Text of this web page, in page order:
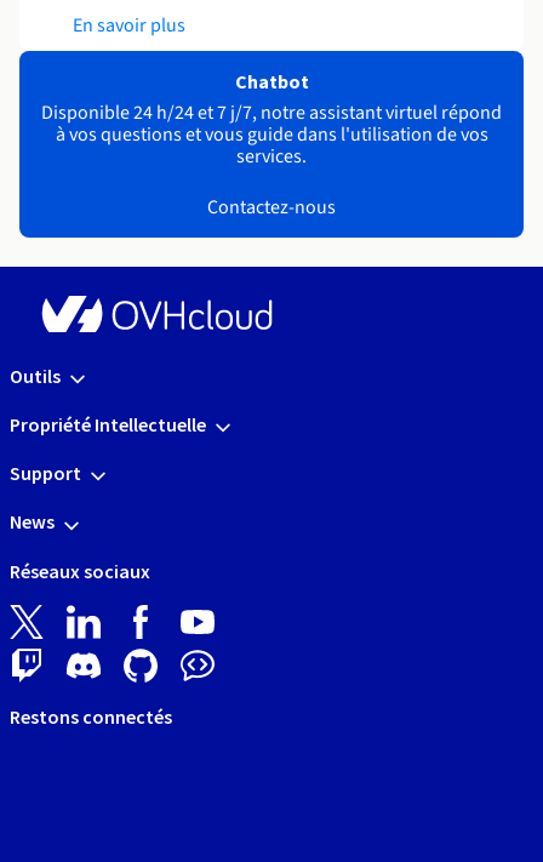
En savoir plus
Chatbot
Disponible 24 h/24 et 7 j/7, notre assistant virtuel répond
à vos questions et vous guide dans l'utilisation de vos
services.
Contactez-nous
Outils
Propriété Intellectuelle
Support
News
Réseaux sociaux
Restons connectés